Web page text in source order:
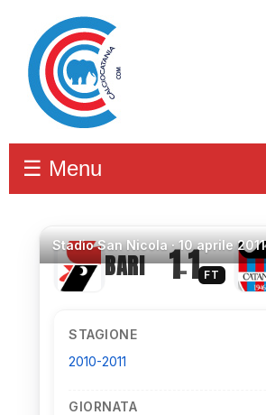
☰ Menu
StadioSan Nicola ·10 aprile 2011
BARI 1–1 FT
STAGIONE
2010-2011
GIORNATA